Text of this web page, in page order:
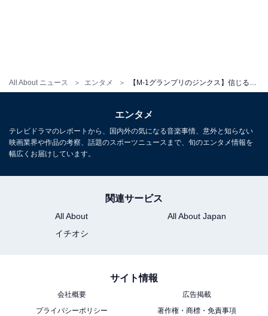
All About ニュース エンタメ
リ、意外と知らない歴史をおさらい
初決勝が有利？ M-1グランプリ2021決勝コンビ紹介【初
決勝組】
・
エンタメ
テレビドラマのレポートから、国内外の気になる音楽事情、意外と知らない
映画業界や作品の考察、話題のスポーツニュースまで、旬のエンタメ情報を
幅広くお届けしています。
関連サービス
All About
All About Japan
イチオシ
サイト情報
会社概要
広告掲載
プライバシーポリシー
著作権・商標・免責事項